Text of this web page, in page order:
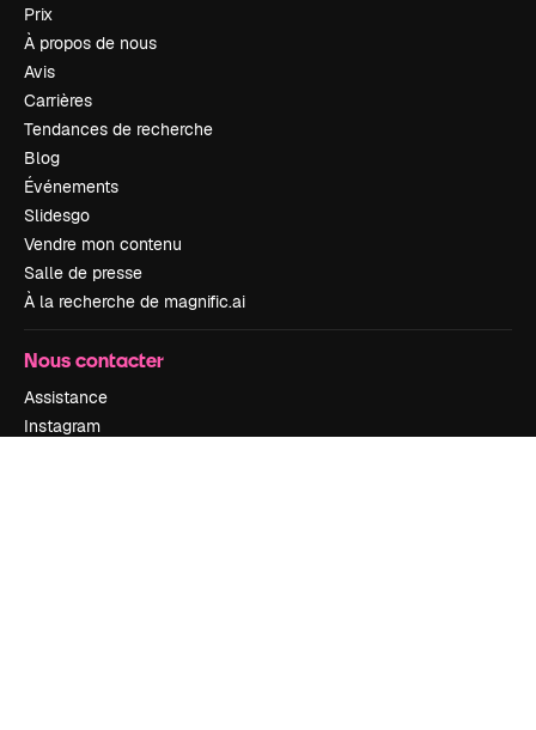
Prix
À propos de nous
Avis
Carrières
Tendances de recherche
Blog
Événements
Slidesgo
Vendre mon contenu
Salle de presse
À la recherche de magnific.ai
Nous contacter
Assistance
Instagram